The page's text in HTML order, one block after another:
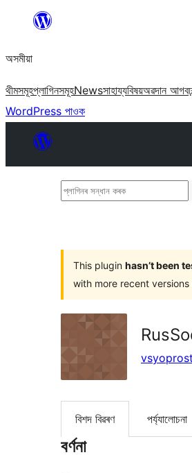
বিষয়বস্তুলৈ
যাওক
অসমীয়া
থীমসমূহপ্লাগিনসমূহNewsসাহায্যবিষয়অৱদান
WordPress পাওক
প্লাগিনৰ
This plugin hasn’t been
with more recent versions
বিশদ বিৱৰণ পৰ্য্যালোচনা
বৰ্ণনা